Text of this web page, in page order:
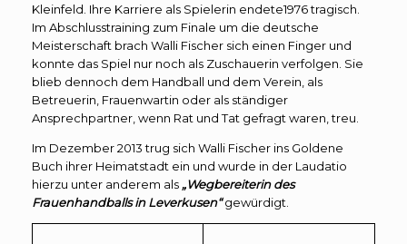
Kleinfeld. Ihre Karriere als Spielerin endete1976 tragisch.
Im Abschlusstraining zum Finale um die deutsche
Meisterschaft brach Walli Fischer sich einen Finger und
konnte das Spiel nur noch als Zuschauerin verfolgen. Sie
blieb dennoch dem Handball und dem Verein, als
Betreuerin, Frauenwartin oder als ständiger
Ansprechpartner, wenn Rat und Tat gefragt waren, treu.
Im Dezember 2013 trug sich Walli Fischer ins Goldene
Buch ihrer Heimatstadt ein und wurde in der Laudatio
hierzu unter anderem als „Wegbereiterin des
Frauenhandballs in Leverkusen“gewürdigt.